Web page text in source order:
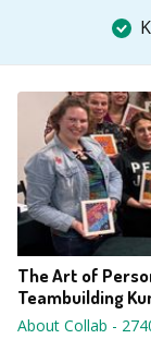
The Art of
Teambuilding
About Collab -